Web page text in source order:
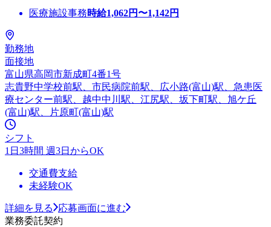
医療施設事務時給1,062円〜1,142円
勤務地
面接地
富山県高岡市新成町4番1号
志貴野中学校前駅、市民病院前駅、広小路(富山)駅、急患医
療センター前駅、越中中川駅、江尻駅、坂下町駅、旭ケ丘
(富山)駅、片原町(富山)駅
シフト
1日3時間 週3日からOK
交通費支給
未経験OK
詳細を見る
応募画面に進む
業務委託契約